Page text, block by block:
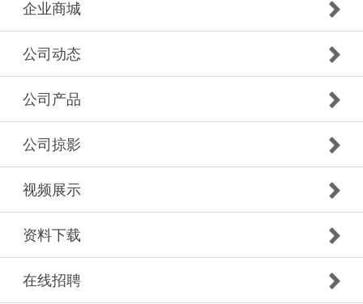
企业商城
公司动态
公司产品
公司掠影
视频展示
资料下载
在线招聘